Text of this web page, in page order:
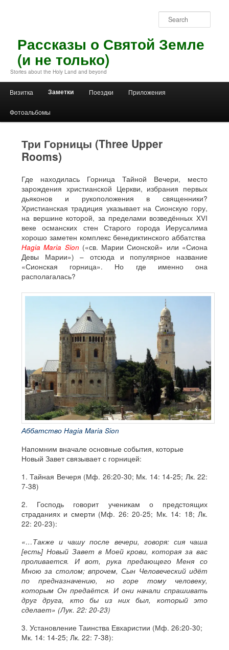
contentРассказы о Святой Земле
(и не только)
Stories about the Holy Land and beyond
menu
Визитка Заметки Поездки Приложения
Фотоальбомы
Три Горницы (Three Upper
Rooms)
Где находилась Горница Тайной Вечери, место
зарождения христианской Церкви, избрания первых
дьяконов и рукоположения в священники?
Христианская традиция указывает на Сионскую гору,
на вершине которой, за пределами возведённых XVI
веке османских стен Старого города Иерусалима
хорошо заметен комплекс бенедиктинского аббатства
Hagia Maria Sion («св. Марии Сионской» или «Сиона
Девы Марии») – отсюда и популярное название
«Сионская горница». Но где именно она
располагалась?
Аббатство Hagia Maria Sion
Напомним вначале основные события, которые
Новый Завет связывает с горницей:
1. Тайная Вечеря (Мф. 26:20-30; Мк. 14: 14-25; Лк. 22:
7-38)
2. Господь говорит ученикам о предстоящих
страданиях и смерти (Мф. 26: 20-25; Мк. 14: 18; Лк.
22: 20-23):
«…Также и чашу после вечери, говоря: сия чаша
[есть] Новый Завет в Моей крови, которая за вас
проливается. И вот, рука предающего Меня со
Мною за столом; впрочем, Сын Человеческий идёт
по предназначению, но горе тому человеку,
которым Он предаётся. И они начали спрашивать
друг друга, кто бы из них был, который это
сделает» (Лук. 22: 20-23)
3. Установление Таинства Евхаристии (Мф. 26:20-30;
Мк. 14: 14-25; Лк. 22: 7-38):